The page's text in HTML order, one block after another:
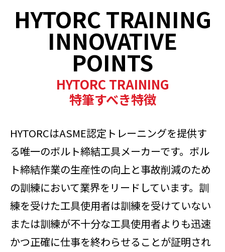
HYTORC TRAINING
INNOVATIVE
POINTS
HYTORC TRAINING
特筆すべき特徴
HYTORCはASME認定トレーニングを提供す
る唯一のボルト締結工具メーカーです。ボル
ト締結作業の生産性の向上と事故削減のため
の訓練において業界をリードしています。訓
練を受けた工具使用者は訓練を受けていない
または訓練が不十分な工具使用者よりも迅速
かつ正確に仕事を終わらせることが証明され